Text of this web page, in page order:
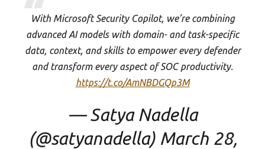
With Microsoft Security Copilot, we’re combining
advanced AI models with domain- and task-specific
data, context, and skills to empower every defender
and transform every aspect of SOC productivity.
https://t.co/AmNBDGQp3M
— Satya Nadella
(@satyanadella) March 28,